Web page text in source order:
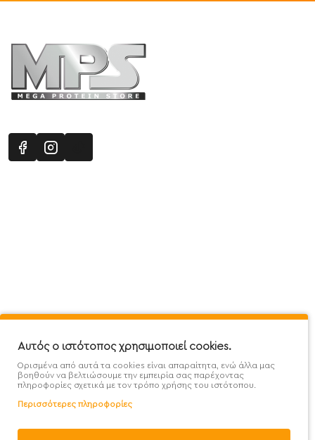
Προσφορές - Clearence GDPR
Χονδρική
Αυτός ο ιστότοπος χρησιμοποιεί cookies.
Ορισμένα από αυτά τα cookies είναι απαραίτητα, ενώ άλλα μας
βοηθούν να βελτιώσουμε την εμπειρία σας παρέχοντας
πληροφορίες σχετικά με τον τρόπο χρήσης του ιστότοπου.
Περισσότερες πληροφορίες